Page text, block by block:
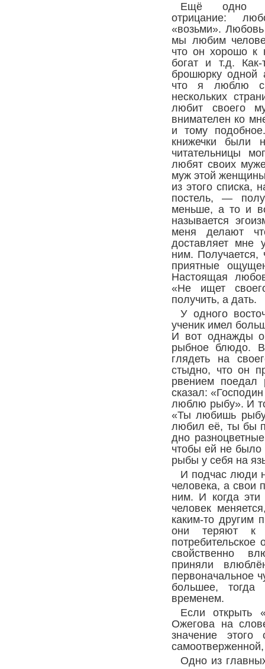
Ещё одно
отрицание:
«возьми».
мы любим
что он хорошо к
богат и т.д.
брошюрку одной
что я люблю
нескольких
любит своего
внимателен ко
и тому
книжечки были
читательницы
любят своих
муж этой женщины
из этого списка,
постель, —
меньше, а то и
называется
меня делают
доставляет мне
ним.
приятные
Настоящая
«Не ищет
получить, а дать.
У одного
ученик имел
И вот однажды
рыбное блюдо.
глядеть на
стыдно, что он
рвением поедал
сказал:
люблю рыбу». И
«Ты любишь
любил её, ты бы
дно
чтобы ей не было
рыбы у себя на
И подчас люди
человека, а свои
ним. И когда эти
человек
каким-то другим
они теряют к
потребительское
свойственно
приняли
первоначальное
большее, тогда
временем.
Если открыть
Ожегова на
значение
Одно из